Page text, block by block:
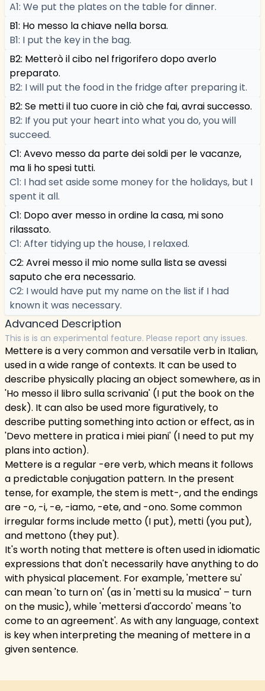
A1: We put the plates on the table for dinner.
B1: Ho messo la chiave nella borsa.
B1: I put the key in the bag.
B2: Metterò il cibo nel frigorifero dopo averlo
preparato.
B2: I will put the food in the fridge after preparing it.
B2: Se metti il tuo cuore in ciò che fai, avrai successo.
B2: If you put your heart into what you do, you will
succeed.
C1: Avevo messo da parte dei soldi per le vacanze,
ma li ho spesi tutti.
C1: I had set aside some money for the holidays, but I
spent it all.
C1: Dopo aver messo in ordine la casa, mi sono
rilassato.
C1: After tidying up the house, I relaxed.
C2: Avrei messo il mio nome sulla lista se avessi
saputo che era necessario.
C2: I would have put my name on the list if I had
known it was necessary.
Advanced Description
This is is an experimental feature. Please report any issues.
Mettere is a very common and versatile verb in Italian,
used in a wide range of contexts. It can be used to
describe physically placing an object somewhere, as in
'Ho messo il libro sulla scrivania' (I put the book on the
desk). It can also be used more figuratively, to
describe putting something into action or effect, as in
'Devo mettere in pratica i miei piani' (I need to put my
plans into action).
Mettere is a regular -ere verb, which means it follows
a predictable conjugation pattern. In the present
tense, for example, the stem is mett-, and the endings
are -o, -i, -e, -iamo, -ete, and -ono. Some common
irregular forms include metto (I put), metti (you put),
and mettono (they put).
It's worth noting that mettere is often used in idiomatic
expressions that don't necessarily have anything to do
with physical placement. For example, 'mettere su'
can mean 'to turn on' (as in 'metti su la musica' – turn
on the music), while 'mettersi d'accordo' means 'to
come to an agreement'. As with any language, context
is key when interpreting the meaning of mettere in a
given sentence.